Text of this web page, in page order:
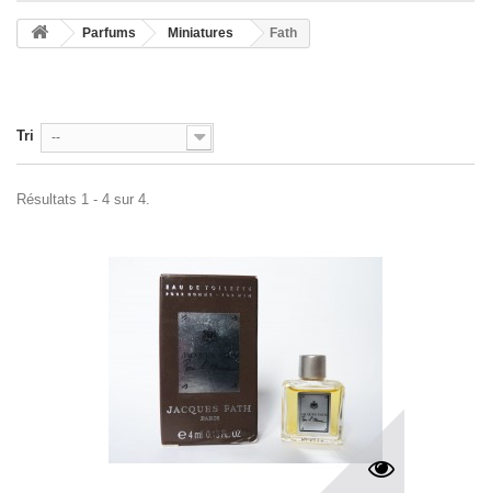
Parfums Miniatures Fath
Tri --
Résultats 1 - 4 sur 4.